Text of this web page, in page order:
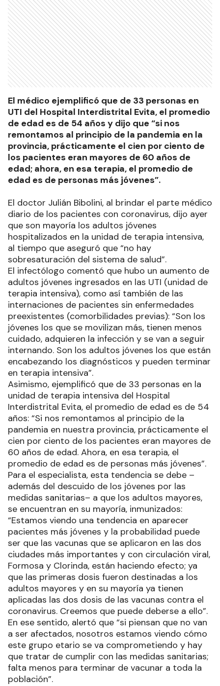
El médico ejemplificó que de 33 personas en
UTI del Hospital Interdistrital Evita, el promedio
de edad es de 54 años y dijo que “si nos
remontamos al principio de la pandemia en la
provincia, prácticamente el cien por ciento de
los pacientes eran mayores de 60 años de
edad; ahora, en esa terapia, el promedio de
edad es de personas más jóvenes”.
El doctor Julián Bibolini, al brindar el parte médico
diario de los pacientes con coronavirus, dijo ayer
que son mayoría los adultos jóvenes
hospitalizados en la unidad de terapia intensiva,
al tiempo que aseguró que “no hay
sobresaturación del sistema de salud”.
El infectólogo comentó que hubo un aumento de
adultos jóvenes ingresados en las UTI (unidad de
terapia intensiva), como así también de las
internaciones de pacientes sin enfermedades
preexistentes (comorbilidades previas): “Son los
jóvenes los que se movilizan más, tienen menos
cuidado, adquieren la infección y se van a seguir
internando. Son los adultos jóvenes los que están
encabezando los diagnósticos y pueden terminar
en terapia intensiva”.
Asimismo, ejemplificó que de 33 personas en la
unidad de terapia intensiva del Hospital
Interdistrital Evita, el promedio de edad es de 54
años: “Si nos remontamos al principio de la
pandemia en nuestra provincia, prácticamente el
cien por ciento de los pacientes eran mayores de
60 años de edad. Ahora, en esa terapia, el
promedio de edad es de personas más jóvenes”.
Para el especialista, esta tendencia se debe –
además del descuido de los jóvenes por las
medidas sanitarias– a que los adultos mayores,
se encuentran en su mayoría, inmunizados:
“Estamos viendo una tendencia en aparecer
pacientes más jóvenes y la probabilidad puede
ser que las vacunas que se aplicaron en las dos
ciudades más importantes y con circulación viral,
Formosa y Clorinda, están haciendo efecto; ya
que las primeras dosis fueron destinadas a los
adultos mayores y en su mayoría ya tienen
aplicadas las dos dosis de las vacunas contra el
coronavirus. Creemos que puede deberse a ello”.
En ese sentido, alertó que “si piensan que no van
a ser afectados, nosotros estamos viendo cómo
este grupo etario se va comprometiendo y hay
que tratar de cumplir con las medidas sanitarias;
falta menos para terminar de vacunar a toda la
población”.